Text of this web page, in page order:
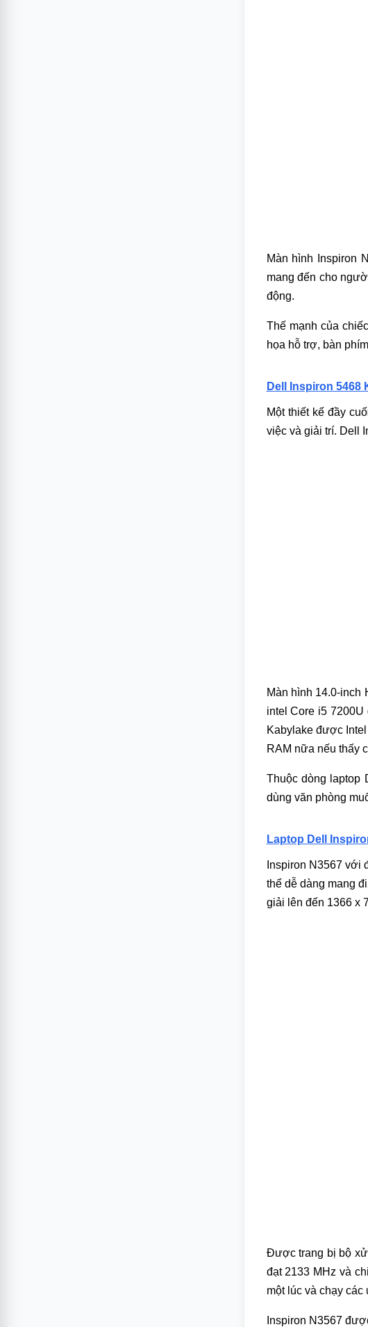
Màn hình Inspiron
mang đến cho
động.
Thế mạnh của
họa hỗ trợ, bàn
Dell Inspiron 5468
Một thiết kế đầy
việc và giải trí. Dell
Màn hình 14.0-inch
intel Core i5
Kabylake được
RAM nữa nếu thấy
Thuộc dòng laptop
dùng văn phòng
Laptop Dell
Inspiron N3567 với
thể dễ dàng mang
giải lên đến 1366 x
Được trang bị bộ
đạt 2133 MHz và
một lúc và chạy
Inspiron N3567